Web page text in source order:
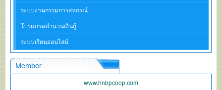
ระบบงานกรรมการสหกรณ์
โปรแกรมคำนวนเงินกู้
ระบบเรียนออนไลน์
Member
www.hnbpcoop.com